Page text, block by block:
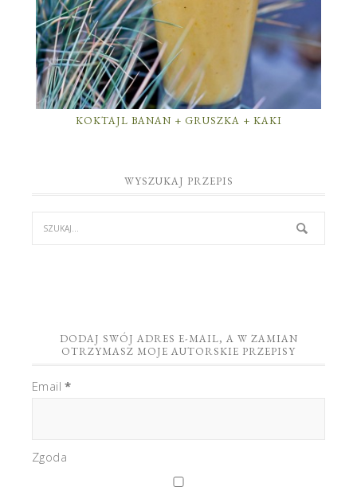
KOKTAJL BANAN + GRUSZKA + KAKI
WYSZUKAJ PRZEPIS
DODAJ SWÓJ ADRES E-MAIL, A W ZAMIAN
OTRZYMASZ MOJE AUTORSKIE PRZEPISY
Email*
Zgoda